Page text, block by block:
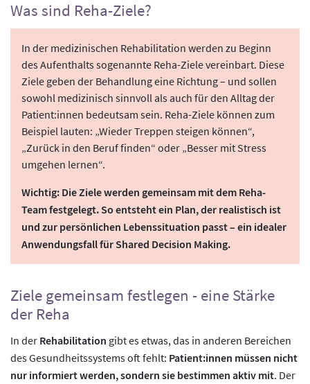
Was sind Reha-Ziele?
In der medizinischen Rehabilitation werden zu Beginn
des Aufenthalts sogenannte Reha-Ziele vereinbart. Diese
Ziele geben der Behandlung eine Richtung – und sollen
sowohl medizinisch sinnvoll als auch für den Alltag der
Patient:innen bedeutsam sein. Reha-Ziele können zum
Beispiel lauten: „Wieder Treppen steigen können“,
„Zurück in den Beruf finden“ oder „Besser mit Stress
umgehen lernen“.
Wichtig: Die Ziele werden gemeinsam mit dem Reha-
Team festgelegt. So entsteht ein Plan, der realistisch ist
und zur persönlichen Lebenssituation passt – ein idealer
Anwendungsfall für Shared Decision Making.
Ziele gemeinsam festlegen - eine Stärke
der Reha
In der Rehabilitation gibt es etwas, das in anderen Bereichen
des Gesundheitssystems oft fehlt: Patient:innen müssen nicht
nur informiert werden, sondern sie bestimmen aktiv mit. Der